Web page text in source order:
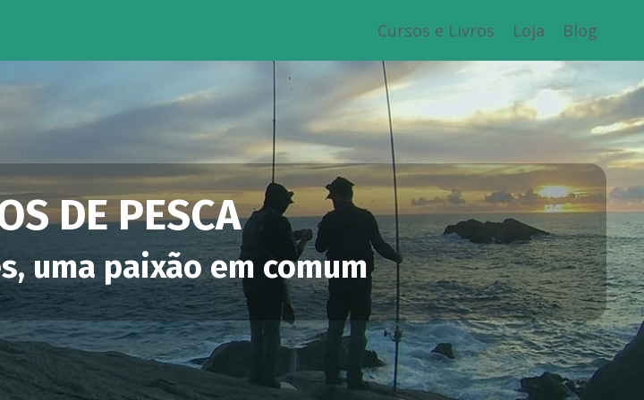
Cursos e Livros Loja Blog
DE PESCA
uma paixão em comum